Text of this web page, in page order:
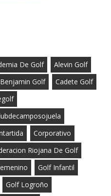
De Golf
Alevin Golf
Benjamin Golf
Cadete Golf
Corporativo
Riojana De Golf
Golf Infantil
Golf Logroño